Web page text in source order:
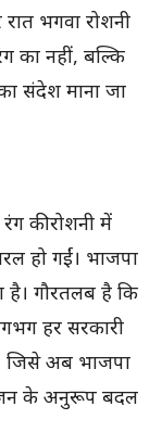
भगवा रोशनी
का नहीं, बल्कि
संदेश माना जा
की रोशनी में
हो गईं। भाजपा
है। गौरतलब है कि
हर सरकारी
जिसे अब भाजपा
के अनुरूप बदल